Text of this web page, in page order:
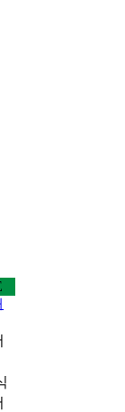
기되면서 전역 전
해 최종합격까지
을 연명하는 어
합격이라는 영
고 있는 모습만 멋
제복을 입은 제 모
! 후반전(소방공무
으로 소방공무
을 마치고 예비
. 사실 저는 특전
잠시 꿈꿨지만,
채 시험을 보게
인 공개경쟁을
태도로 임하였
으로 3차에 걸쳐
라는 말이 있듯이
수 있다고 생각
른 실수로 상실
게 이 글을 통해